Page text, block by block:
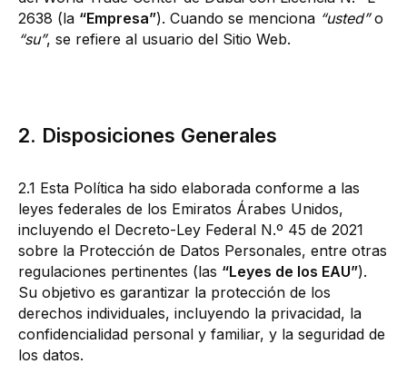
2638 (la “Empresa”). Cuando se menciona “usted”o
“su”, se refiere al usuario del Sitio Web.
2. Disposiciones Generales
2.1 Esta Política ha sido elaborada conforme a las
leyes federales de los Emiratos Árabes Unidos,
incluyendo el Decreto-Ley Federal N.º 45 de 2021
sobre la Protección de Datos Personales, entre otras
regulaciones pertinentes (las “Leyes de los EAU”).
Su objetivo es garantizar la protección de los
derechos individuales, incluyendo la privacidad, la
confidencialidad personal y familiar, y la seguridad de
los datos.